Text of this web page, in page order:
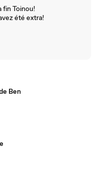
fin Toinou!
été extra!
Ben